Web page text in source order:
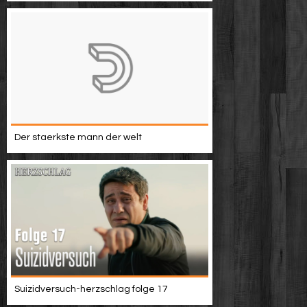
Der staerkste mann der welt
Suizidversuch-herzschlag folge 17